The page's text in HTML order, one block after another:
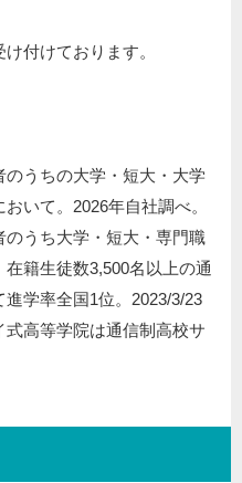
付けております。​
うちの大学・短大・大学
いて。2026年自社調べ。
うち⼤学・短⼤・専⾨職
籍⽣徒数3,500名以上の通
学率全国1位。2023/3/23
⾼等学院は通信制⾼校サ